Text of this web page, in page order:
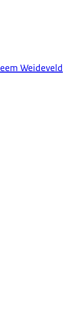
Weideveld